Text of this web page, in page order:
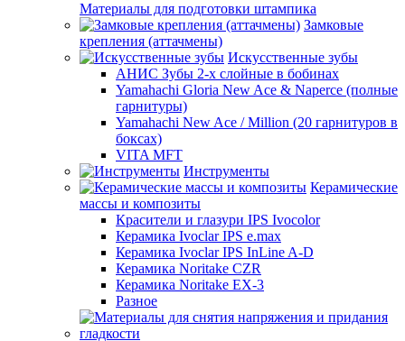
Материалы для подготовки штампика
Замковые
крепления (аттачмены)
Искусственные зубы
АНИС Зубы 2-х слойные в бобинах
Yamahachi Gloria New Ace & Naperce (полные
гарнитуры)
Yamahachi New Ace / Million (20 гарнитуров в
боксах)
VITA MFT
Инструменты
Керамические
массы и композиты
Красители и глазури IPS Ivocolor
Керамика Ivoclar IPS e.max
Керамика Ivoclar IPS InLine A-D
Керамика Noritake CZR
Керамика Noritake EX-3
Разное